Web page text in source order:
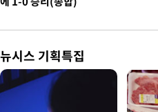
뉴시스 기획특집